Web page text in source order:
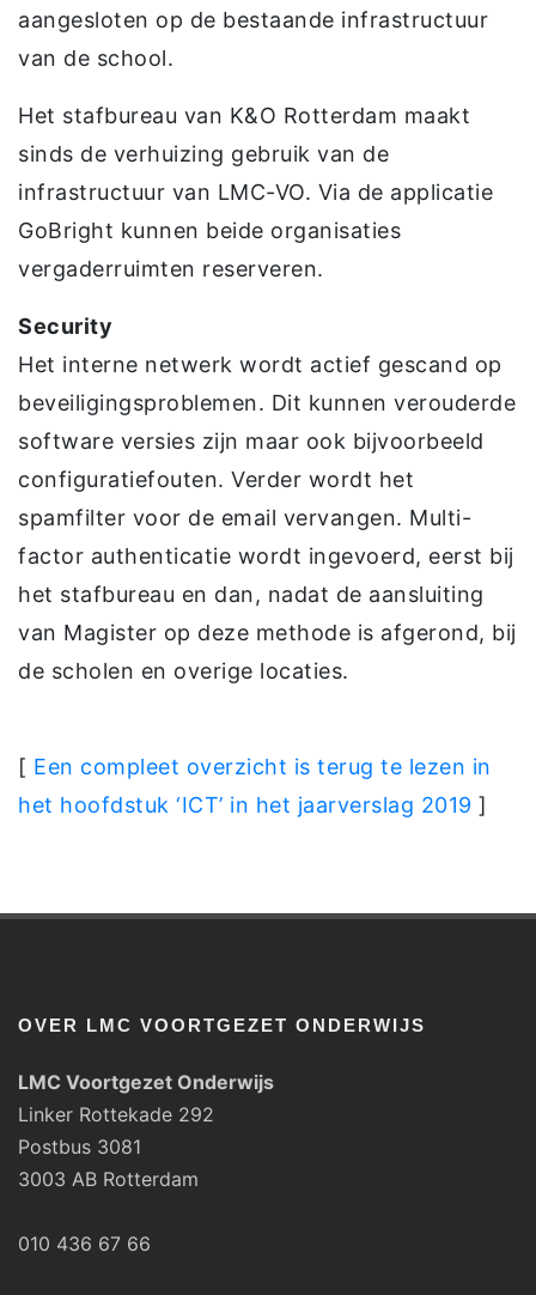
aangesloten op de bestaande infrastructuur
van de school.
Het stafbureau van K&O Rotterdam maakt
sinds de verhuizing gebruik van de
infrastructuur van LMC-VO. Via de applicatie
GoBright kunnen beide organisaties
vergaderruimten reserveren.
Security
Het interne netwerk wordt actief gescand op
beveiligingsproblemen. Dit kunnen verouderde
software versies zijn maar ook bijvoorbeeld
configuratiefouten. Verder wordt het
spamfilter voor de email vervangen. Multi-
factor authenticatie wordt ingevoerd, eerst bij
het stafbureau en dan, nadat de aansluiting
van Magister op deze methode is afgerond, bij
de scholen en overige locaties.
[ Een compleet overzicht is terug te lezen in
het hoofdstuk ‘ICT’ in het jaarverslag 2019 ]
OVER LMC VOORTGEZET ONDERWIJS
LMC Voortgezet Onderwijs
Linker Rottekade 292
Postbus 3081
3003 AB Rotterdam
010 436 67 66